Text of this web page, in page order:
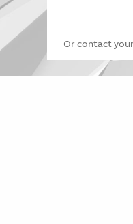
Or contact your